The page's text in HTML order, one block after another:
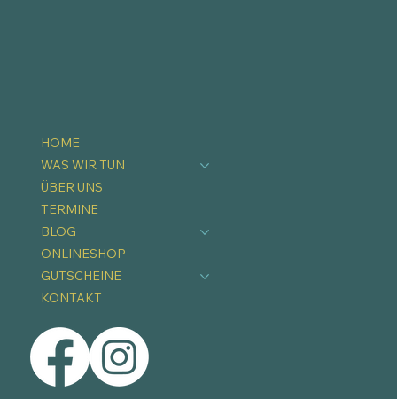
HOME
WAS WIR TUN
ÜBER UNS
TERMINE
BLOG
ONLINESHOP
GUTSCHEINE
KONTAKT